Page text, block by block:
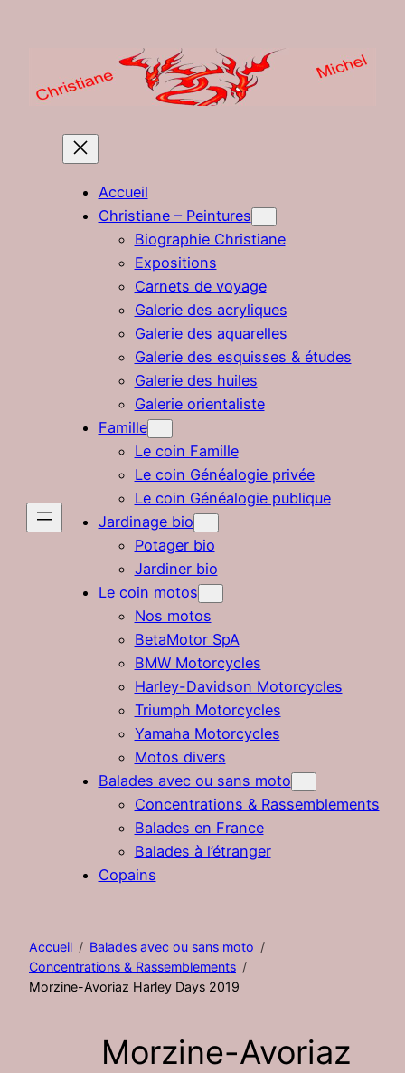
Accueil
Christiane – Peintures
Biographie Christiane
Expositions
Carnets de voyage
Galerie des acryliques
Galerie des aquarelles
Galerie des esquisses & études
Galerie des huiles
Galerie orientaliste
Famille
Le coin Famille
Le coin Généalogie privée
Le coin Généalogie publique
Jardinage bio
Potager bio
Jardiner bio
Le coin motos
Nos motos
BetaMotor SpA
BMW Motorcycles
Harley-Davidson Motorcycles
Triumph Motorcycles
Yamaha Motorcycles
Motos divers
Balades avec ou sans moto
Concentrations & Rassemblements
Balades en France
Balades à l’étranger
Copains
Accueil
Balades avec ou sans moto
Concentrations & Rassemblements
Morzine-Avoriaz Harley Days 2019
Morzine-Avoriaz